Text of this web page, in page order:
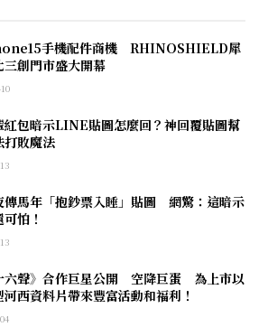
手機配件商機 RHINOSHIELD犀
三創門市盛大開幕
紅包暗示LINE貼圖怎麼回？神回覆貼圖幫
打敗魔法
傳馬年「抱鈔票入睡」貼圖 網驚：這暗示
怕！
六聲》合作巨星公開 空降巨蛋 為上市以
西資料片帶來豐富活動和福利！